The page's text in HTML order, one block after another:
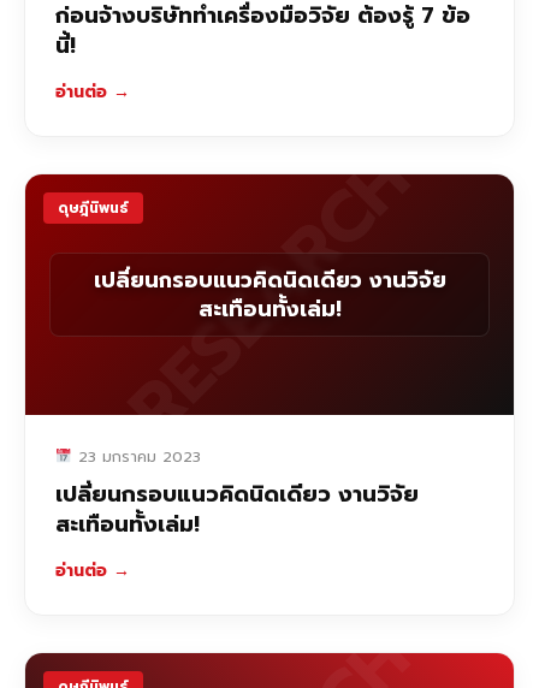
ก่อนจ้างบริษัททำเครื่องมือวิจัย ต้องรู้ 7 ข้อ
นี้!
อ่านต่อ →
ดุษฎีนิพนธ์
เปลี่ยนกรอบแนวคิดนิดเดียว งานวิจัย
สะเทือนทั้งเล่ม!
RESEARCH
23 มกราคม 2023
เปลี่ยนกรอบแนวคิดนิดเดียว งานวิจัย
สะเทือนทั้งเล่ม!
อ่านต่อ →